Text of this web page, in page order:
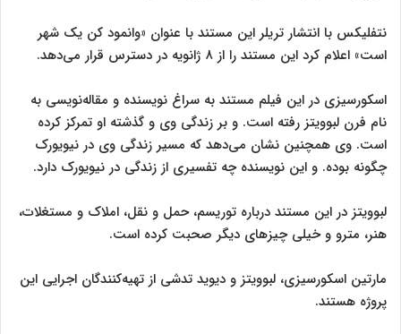
نتفلیکس با انتشار تریلر این مستند با عنوان «وانمود کن یک شهر
است» اعلام کرد این مستند را از ۸ ژانویه در دسترس قرار می‌دهد.
اسکورسیزی در این فیلم مستند به سراغ نویسنده و مقاله‌نویسی به
نام فرن لبوویتز رفته است. و بر زندگی وی و گذشته او تمرکز کرده
است. وی همچنین نشان می‌دهد که مسیر زندگی وی در نیویورک
چگونه بوده. و این نویسنده چه تفسیری از زندگی در نیویورک دارد.
لبوویتز در این مستند درباره توریسم، حمل و نقل، املاک و مستغلات،
هنر، مترو و خیلی چیزهای دیگر صحبت کرده است.
مارتین اسکورسیزی، لبوویتز و دیوید تدشی از تهیه‌کنندگان اجرایی این
پروژه هستند.